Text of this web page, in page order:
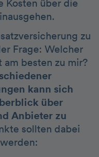
Kosten über die
zu
Frage: Welcher
am besten zu mir?
kann sich
über
Anbieter zu
sollten dabei